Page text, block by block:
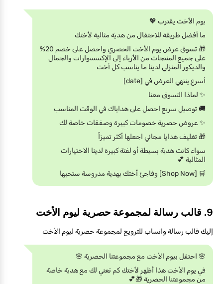
يوم الأخت يقترب 💖
ما أفضل طريقة للاحتفال من هدية مثالية لأختك
🎁 تسوق عرض يوم الأخت الحصري واحصل على خصم 20%
على جميع المنتجات من الأزياء إلى الإكسسوارات والجمال
والديكور المنزلي لدينا ما يناسب كل أخت
أسرع ينتهي العرض في [date]
✨ لماذا التسوق معنا
🚚 توصيل سريع احصل على هداياك في الوقت المناسب
✨ عروض حصرية خصومات كبيرة وصفقات خاصة لك
🎁 تغليف هدايا مجاني اجعلها أكثر تميزاً
سواء كانت هدية بسيطة أو لفتة كبيرة لدينا الاختيارات
المثالية 💕
🛒 [Shop Now] وفاجئ أختك بهدية مدروسة ستحبها
9. قالب رسالة لمجموعة حصرية ليوم الأخت
إليك قالب رسالة واتساب للترويج لمجموعة حصرية ليوم الأخت
🌸 احتفل بيوم الأخت مع مجموعتنا الحصرية 🌸
في يوم الأخت هذا أظهر لأختك كم تعني لك مع هدية خاصة
من مجموعتنا الحصرية 🎁💕